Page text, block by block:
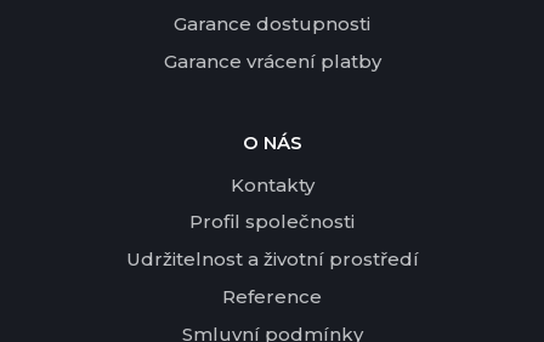
Garance dostupnosti
Garance vrácení platby
O NÁS
Kontakty
Profil společnosti
Udržitelnost a životní prostředí
Reference
Smluvní podmínky